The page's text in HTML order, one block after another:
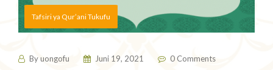
Tafsiri ya Qur’ani Tukufu
Byuongofu Juni 19, 2021 0 Comments